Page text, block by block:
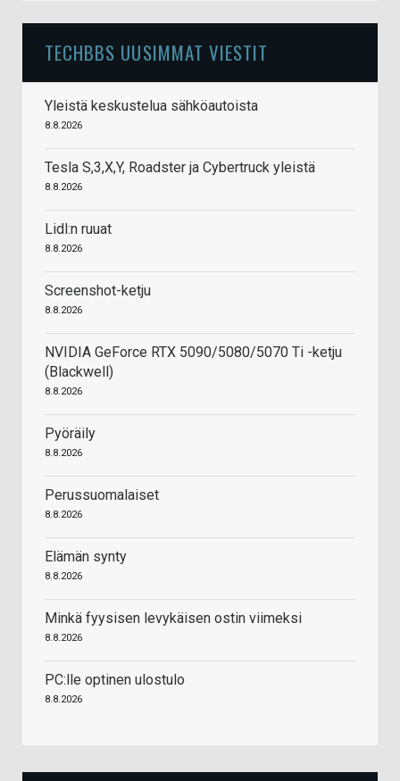
TECHBBS UUSIMMAT VIESTIT
Yleistä keskustelua sähköautoista
8.8.2026
Tesla S,3,X,Y, Roadster ja Cybertruck yleistä
8.8.2026
Lidl:n ruuat
8.8.2026
Screenshot-ketju
8.8.2026
NVIDIA GeForce RTX 5090/5080/5070 Ti -ketju
(Blackwell)
8.8.2026
Pyöräily
8.8.2026
Perussuomalaiset
8.8.2026
Elämän synty
8.8.2026
Minkä fyysisen levykäisen ostin viimeksi
8.8.2026
PC:lle optinen ulostulo
8.8.2026